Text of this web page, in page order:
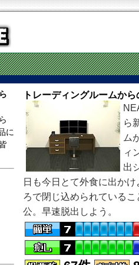
に
トレーディングルームか
ら
ム
ィ
出
日も今日とて外食に出かけ
ろで閉じ込められているこ
公。早速脱出しよう。